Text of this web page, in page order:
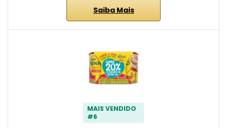
Saiba Mais
MAIS VENDIDO
#6